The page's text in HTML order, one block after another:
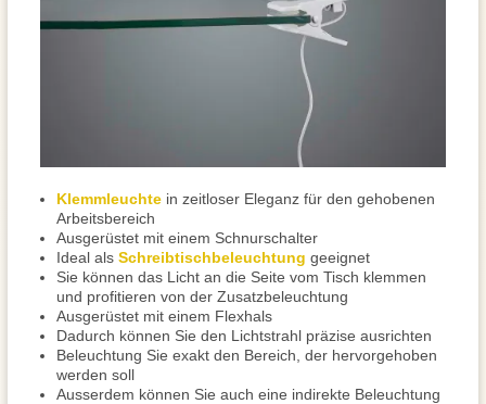
Klemmleuchte in zeitloser Eleganz für den gehobenen
Arbeitsbereich
Ausgerüstet mit einem Schnurschalter
Ideal als Schreibtischbeleuchtung geeignet
Sie können das Licht an die Seite vom Tisch klemmen
und profitieren von der Zusatzbeleuchtung
Ausgerüstet mit einem Flexhals
Dadurch können Sie den Lichtstrahl präzise ausrichten
Beleuchtung Sie exakt den Bereich, der hervorgehoben
werden soll
Ausserdem können Sie auch eine indirekte Beleuchtung